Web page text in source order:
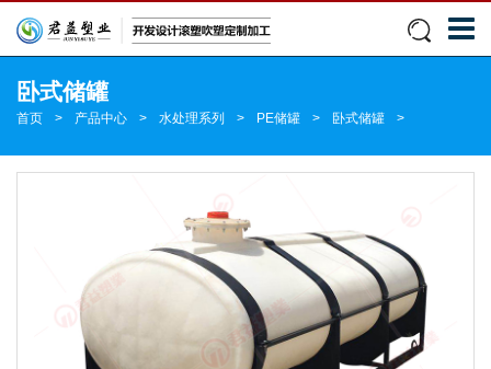
卧式储罐
首页 > 产品中心 > 水处理系列 > PE储罐 > 卧式储罐 >